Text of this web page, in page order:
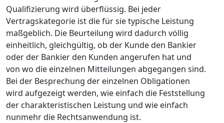
Qualifizierung wird überflüssig. Bei jeder
Vertragskategorie ist die für sie typische Leistung
maßgeblich. Die Beurteilung wird dadurch völlig
einheitlich, gleichgültig, ob der Kunde den Bankier
oder der Bankier den Kunden angerufen hat und
von wo die einzelnen Mitteilungen abgegangen sind.
Bei der Besprechung der einzelnen Obligationen
wird aufgezeigt werden, wie einfach die Feststellung
der charakteristischen Leistung und wie einfach
nunmehr die Rechtsanwendung ist.